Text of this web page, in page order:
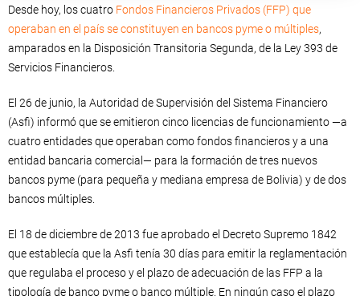
Desde hoy, los cuatro Fondos Financieros Privados (FFP) que
operaban en el país se constituyen en bancos pyme o múltiples,
amparados en la Disposición Transitoria Segunda, de la Ley 393 de
Servicios Financieros.
El 26 de junio, la Autoridad de Supervisión del Sistema Financiero
(Asfi) informó que se emitieron cinco licencias de funcionamiento —a
cuatro entidades que operaban como fondos financieros y a una
entidad bancaria comercial— para la formación de tres nuevos
bancos pyme (para pequeña y mediana empresa de Bolivia) y de dos
bancos múltiples.
El 18 de diciembre de 2013 fue aprobado el Decreto Supremo 1842
que establecía que la Asfi tenía 30 días para emitir la reglamentación
que regulaba el proceso y el plazo de adecuación de las FFP a la
tipología de banco pyme o banco múltiple. En ningún caso el plazo